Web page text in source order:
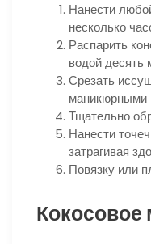
Нанести
несколько
Распарить
водой десять
Срезать
маникюрными
Тщательно
Нанести
затрагивая
Повязку или
Кокосовое